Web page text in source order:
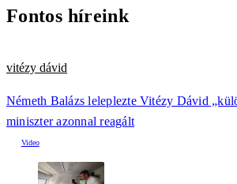
Fontos híreink
vitézy dávid
Németh Balázs leleplezte Vitézy Dávid
miniszter azonnal reagált